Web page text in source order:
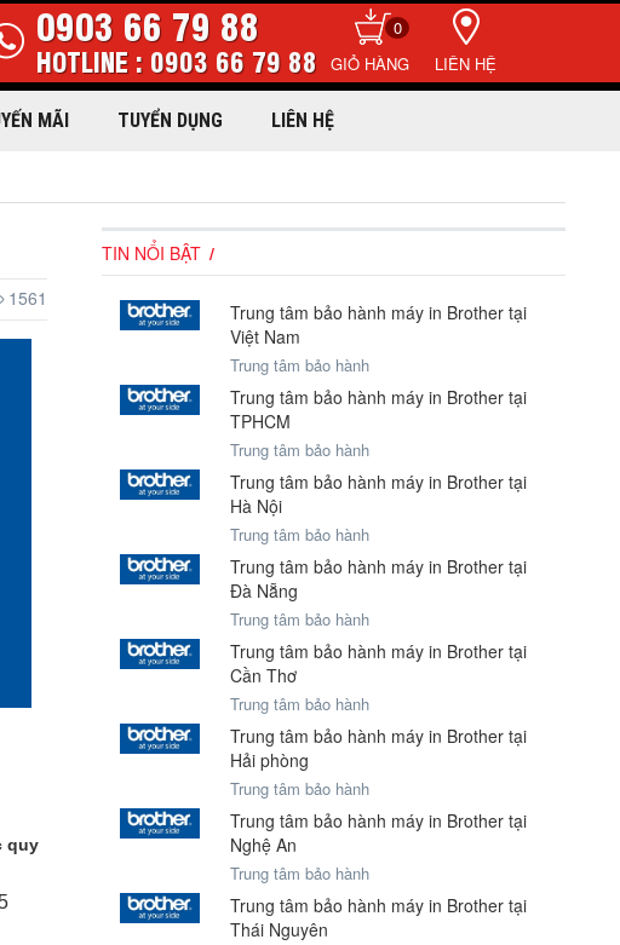
0
0903 66 79 88
HOTLINE : 0903 66 79 88 LIÊN HỆ
MÃI TUYỂN DỤNG LIÊN HỆ
1561
quy
TIN NỔI BẬT
Trung tâm bảo hành máy in Brother tại
Việt Nam
Trung tâm bảo hành
Trung tâm bảo hành máy in Brother tại
TPHCM
Trung tâm bảo hành
Trung tâm bảo hành máy in Brother tại
Hà Nội
Trung tâm bảo hành
Trung tâm bảo hành máy in Brother tại
Đà Nẵng
Trung tâm bảo hành
Trung tâm bảo hành máy in Brother tại
Cần Thơ
Trung tâm bảo hành
Trung tâm bảo hành máy in Brother tại
Hải phòng
Trung tâm bảo hành
Trung tâm bảo hành máy in Brother tại
Nghệ An
Trung tâm bảo hành
Trung tâm bảo hành máy in Brother tại
Thái Nguyên